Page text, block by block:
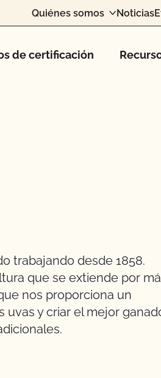
Quiénes somos Noticias
de certificación
trabajando desde 1858.
que se extiende por
nos proporciona un
y criar el mejor